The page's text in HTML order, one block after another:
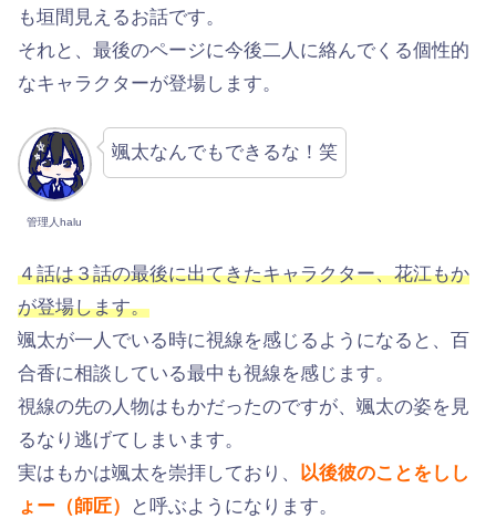
も垣間見えるお話です。
それと、最後のページに今後二人に絡んでくる個性的
なキャラクターが登場します。
管理人halu
颯太なんでもできるな！笑
４話は３話の最後に出てきたキャラクター、花江もか
が登場します。
颯太が一人でいる時に視線を感じるようになると、百
合香に相談している最中も視線を感じます。
視線の先の人物はもかだったのですが、颯太の姿を見
るなり逃げてしまいます。
実はもかは颯太を崇拝しており、 以後彼のことをしし
ょー（師匠）
と呼ぶようになります。